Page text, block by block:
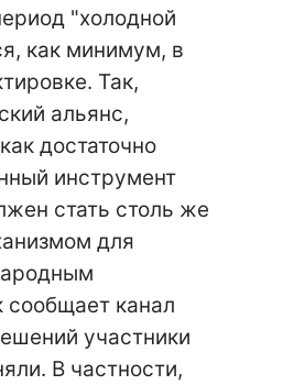
"холодной
как минимум, в
Так,
альянс,
достаточно
инструмент
стать столь же
для
канал
участники
В частности,